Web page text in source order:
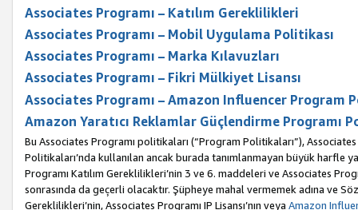
Associates Programı – Katılım Gereklilikleri
Associates Programı – Mobil Uygulama Politikası
Associates Programı – Marka Kılavuzları
Associates Programı – Fikri Mülkiyet Lisansı
Associates Programı – Amazon Influencer Program
Amazon Yaratıcı Reklamlar Güçlendirme Programı
Bu Associates Programı politikaları (“Program Politikaları”),
Politikaları’nda kullanılan ancak burada tanımlanmayan büyük harfle
Programı Katılım Gereklilikleri’nin 3 ve 6. maddeleri ve Associates
sonrasında da geçerli olacaktır. Şüpheye mahal vermemek adına ve
Gereklilikleri’nin, Associates Programı IP Lisansı’nın veya Amazon